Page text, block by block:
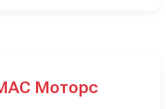
Моторс